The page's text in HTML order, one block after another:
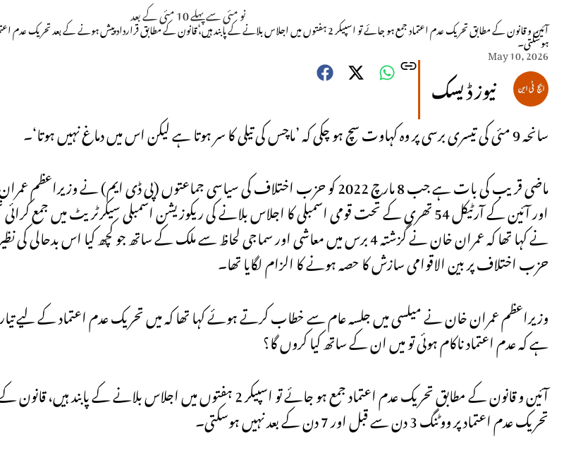
ہوسکتی۔
May 10, 2026
نیوز ڈیسک
سانحہ 9 مئی کی تیسری برسی پر وہ کہاوت سچ ہو چکی کہ ’ماچس کی تیلی کا سر ہوتا ہے لیکن اس میں دماغ نہیں ہوتا‘۔
ماضی قریب کی بات ہے جب 8 مارچ 2022 کو حزب اختلاف کی سیاسی جماعتوں (پی ڈی ایم) نے
اور آئین کے آرٹیکل 54 تھری کے تحت قومی اسمبلی کا اجلاس بلانے کی ریکوزیشن اسمبلی سیکرٹریٹ میں
نے کہا تھا کہ عمران خان نے گزشتہ 4 برس میں معاشی اور سماجی لحاظ سے ملک کے ساتھ جو کچھ کیا اس
حزب اختلاف پر بین الاقوامی سازش کا حصہ ہونے کا الزام لگایا تھا۔
وزیراعظم عمران خان نے میلسی میں جلسہ عام سے خطاب کرتے ہوئے کہا تھا کہ میں تحریک عدم اعتماد کے لیے
ہے کہ عدم اعتماد ناکام ہوئی تو میں ان کے ساتھ کیا کروں گا؟
آئین و قانون کے مطابق تحریک عدم اعتماد جمع ہو جائے تو اسپیکر 2 ہفتوں میں
تحریک عدم اعتماد پر ووٹنگ 3 دن سے قبل اور 7 دن کے بعد نہیں ہوسکتی۔